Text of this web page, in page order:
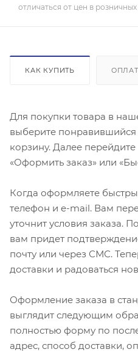
отличаться от цен в
КАК КУПИТЬ
Для покупки товара в
выберите понравившийся
корзину. Далее
«Оформить заказ» или
Когда оформляете
телефон и e-mail. Вам
уточнит условия заказа.
вам придет
почту или через СМС.
доставки и радоваться
Оформление заказа в
выглядит следующим
полностью форму по
адрес, способ доставки,